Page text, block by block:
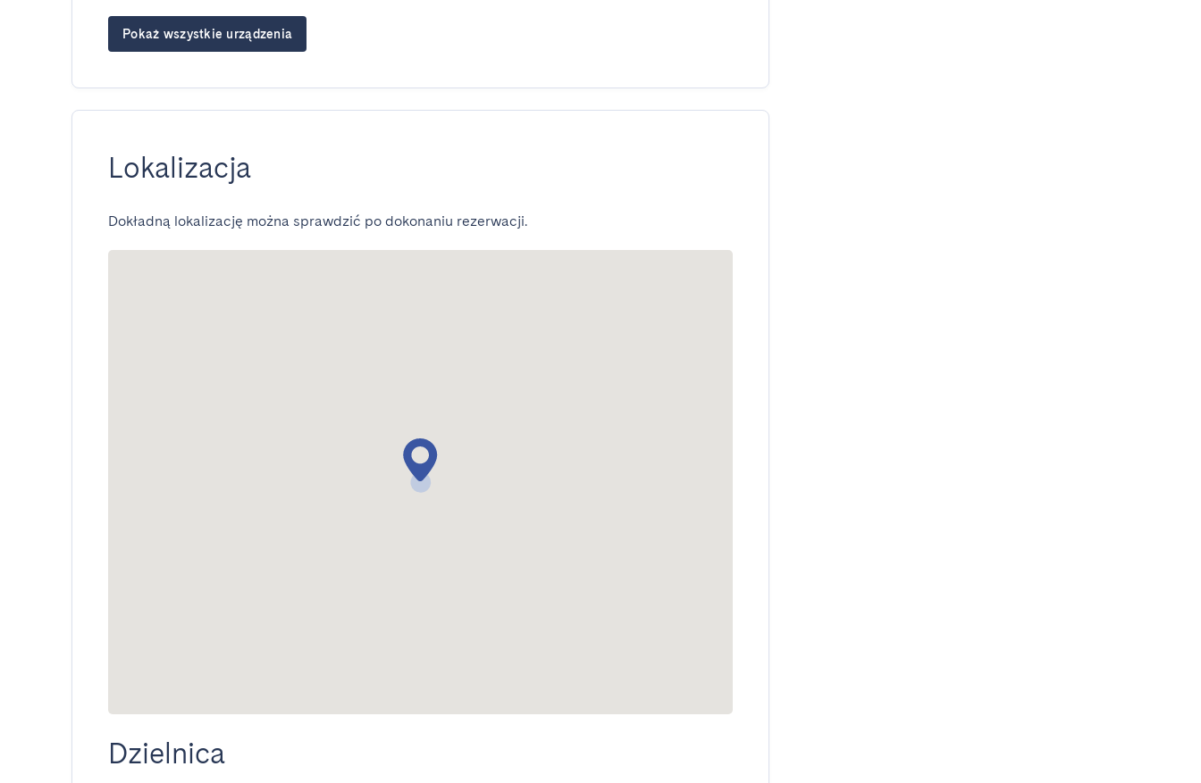
Pokaż wszystkie urządzenia
Lokalizacja
Dokładną lokalizację można sprawdzić po dokonaniu rezerwacji.
Dzielnica